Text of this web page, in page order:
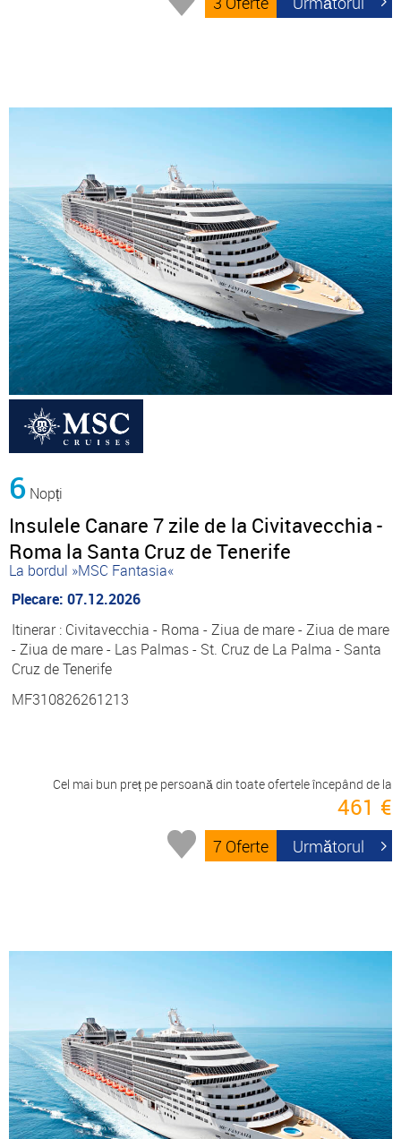
6 Nopți
Insulele Canare 7 zile de la Civitavecchia -
Roma la Santa Cruz de Tenerife
La bordul »MSC Fantasia«
Plecare: 07.12.2026
Itinerar : Civitavecchia - Roma - Ziua de mare - Ziua de mare
- Ziua de mare - Las Palmas - St. Cruz de La Palma - Santa
Cruz de Tenerife
MF310826261213
Cel mai bun preț pe persoană din toate ofertele începând de la
461 €
7 Oferte Următorul